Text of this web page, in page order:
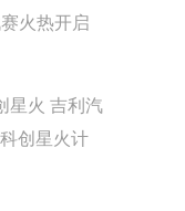
火热开启
星火 吉利汽
创星火计